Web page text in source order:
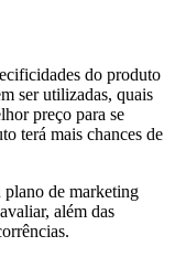
do produto
ser utilizadas, quais
preço para se
terá mais chances de
plano de marketing
além das